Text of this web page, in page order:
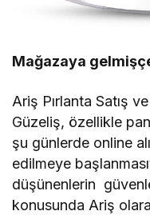
Mağazaya
Ariş Pırlanta Satış
Güzeliş, özellikle
şu günlerde online
edilmeye
düşünenlerin
konusunda Ariş